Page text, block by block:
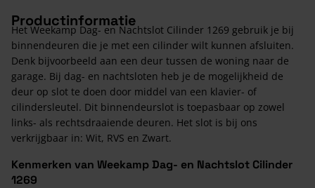
Productinformatie
Het Weekamp Dag- en Nachtslot Cilinder 1269 gebruik je bij
binnendeuren die je met een cilinder wilt kunnen afsluiten.
Denk bijvoorbeeld aan een deur tussen de woning naar de
garage. Bij dag- en nachtsloten heb je de mogelijkheid de
deur op slot te doen door middel van een klavier- of
cilindersleutel. Dit binnendeurslot is toepasbaar op zowel
links- als rechtsdraaiende deuren. Het slot is bij ons
verkrijgbaar in: Wit, RVS en Zwart.
Kenmerken van Weekamp Dag- en Nachtslot Cilinder
1269